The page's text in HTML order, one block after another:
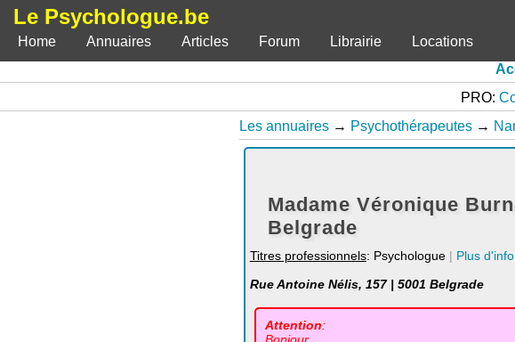
Le Psychologue.be
Home
Annuaires Articles Forum Librairie
Locations
PRO:
Les annuaires → Psychothérapeutes →
Madame Véronique
Belgrade
Titres professionnels: Psychologue | Plus d'info
Rue Antoine Nélis, 157 | 5001 Belgrade
Attention:
Bonjour,